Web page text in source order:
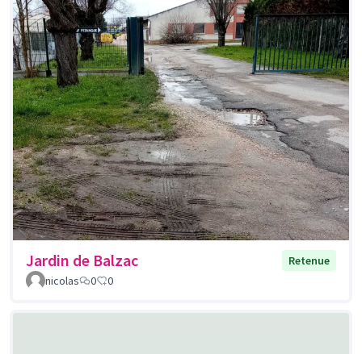
Jardin de Balzac
Retenue
nicolas
0 0